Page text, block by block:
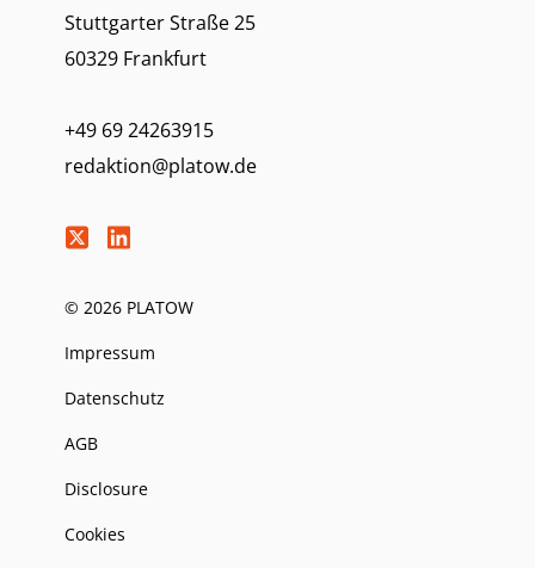
Stuttgarter Straße 25
60329 Frankfurt
+49 69 24263915
redaktion@platow.de
© 2026 PLATOW
Impressum
Datenschutz
AGB
Disclosure
Cookies